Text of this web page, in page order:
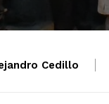
Cedillo